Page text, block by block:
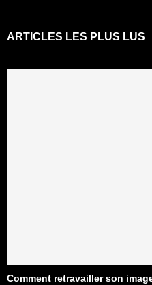
ARTICLES LES PLUS LUS
Comment retravailler son